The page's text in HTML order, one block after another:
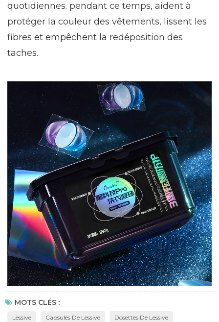
quotidiennes. pendant ce temps, aident à
protéger la couleur des vêtements, lissent les
fibres et empêchent la redéposition des
taches.
MOTS CLÉS :
Lessive Capsules De Lessive Dosettes De Lessive